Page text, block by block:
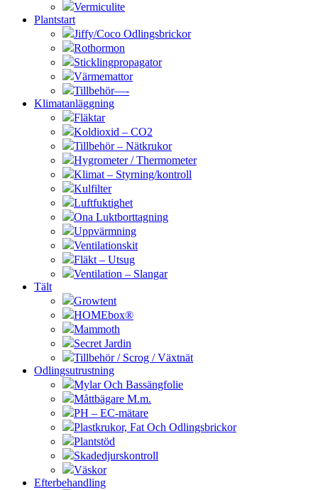
Vermiculite
Plantstart
Jiffy/Coco Odlingsbrickor
Rothormon
Sticklingpropagator
Värmemattor
Tillbehör—-
Klimatanläggning
Fläktar
Koldioxid – CO2
Tillbehör – Nätkrukor
Hygrometer / Thermometer
Klimat – Styrning/kontroll
Kulfilter
Luftfuktighet
Ona Luktborttagning
Uppvärmning
Ventilationskit
Fläkt – Utsug
Ventilation – Slangar
Tält
Growtent
HOMEbox®
Mammoth
Secret Jardin
Tillbehör / Scrog / Växtnät
Odlingsutrustning
Mylar Och Bassängfolie
Måttbägare M.m.
PH – EC-mätare
Plastkrukor, Fat Och Odlingsbrickor
Plantstöd
Skadedjurskontroll
Väskor
Efterbehandling